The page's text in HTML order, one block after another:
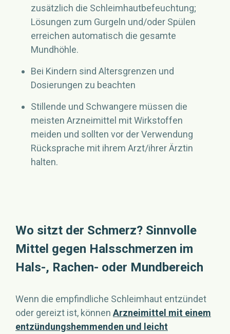
zusätzlich die Schleimhautbefeuchtung;
Lösungen zum Gurgeln und/oder Spülen
erreichen automatisch die gesamte
Mundhöhle.
Bei Kindern sind Altersgrenzen und
Dosierungen zu beachten
Stillende und Schwangere müssen die
meisten Arzneimittel mit Wirkstoffen
meiden und sollten vor der Verwendung
Rücksprache mit ihrem Arzt/ihrer Ärztin
halten.
Wo sitzt der Schmerz? Sinnvolle
Mittel gegen Halsschmerzen im
Hals-, Rachen- oder Mundbereich
Wenn die empfindliche Schleimhaut entzündet
oder gereizt ist, können Arzneimittel mit einem
entzündungshemmenden und leicht